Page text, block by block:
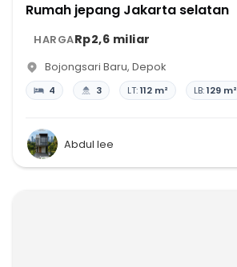
Rumah jepang Jakarta selatan
HARGARp2,6 miliar
Bojongsari Baru, Depok
4 3 LT:112 m² LB:129 m²
Abdul lee